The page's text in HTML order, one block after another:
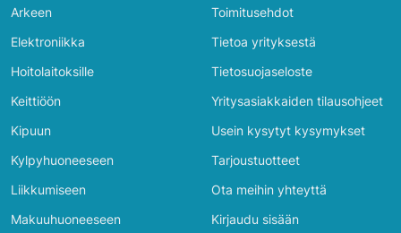
Arkeen
Elektroniikka
Hoitolaitoksille
Keittiöön
Kipuun
Kylpyhuoneeseen
Liikkumiseen
Makuuhuoneeseen
Toimitusehdot
Tietoa yrityksestä
Tietosuojaseloste
Yritysasiakkaiden tilausohjeet
Usein kysytyt kysymykset
Tarjoustuotteet
Ota meihin yhteyttä
Kirjaudu sisään